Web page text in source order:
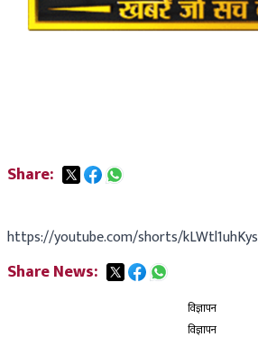
Share:
https://youtube.com/shorts/kLWtl1uhKys
Share News:
विज्ञापन
विज्ञापन